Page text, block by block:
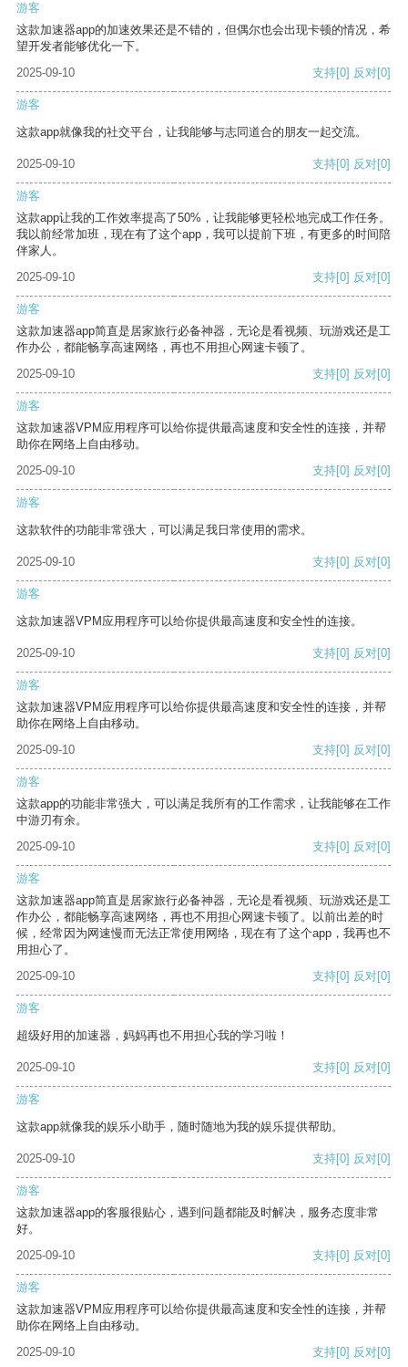
游客
这款加速器app的加速效果还是不错的，但偶尔也会出现卡顿的情况，希
望开发者能够优化一下。
2025-09-10
支持[0] 反对[0]
游客
这款app就像我的社交平台，让我能够与志同道合的朋友一起交流。
2025-09-10 支持[0] 反对[0]
游客
这款app让我的工作效率提高了50%，让我能够更轻松地完成工作任务。
我以前经常加班，现在有了这个app，我可以提前下班，有更多的时间陪
伴家人。
2025-09-10
支持[0] 反对[0]
游客
这款加速器app简直是居家旅行必备神器，无论是看视频、玩游戏还是工
作办公，都能畅享高速网络，再也不用担心网速卡顿了。
2025-09-10
支持[0] 反对[0]
游客
这款加速器VPM应用程序可以给你提供最高速度和安全性的连接，并帮
助你在网络上自由移动。
2025-09-10
支持[0] 反对[0]
游客
这款软件的功能非常强大，可以满足我日常使用的需求。
2025-09-10 支持[0] 反对[0]
游客
这款加速器VPM应用程序可以给你提供最高速度和安全性的连接。
2025-09-10 支持[0] 反对[0]
游客
这款加速器VPM应用程序可以给你提供最高速度和安全性的连接，并帮
助你在网络上自由移动。
2025-09-10
支持[0] 反对[0]
游客
这款app的功能非常强大，可以满足我所有的工作需求，让我能够在工作
中游刃有余。
2025-09-10
支持[0] 反对[0]
游客
这款加速器app简直是居家旅行必备神器，无论是看视频、玩游戏还是工
作办公，都能畅享高速网络，再也不用担心网速卡顿了。以前出差的时
候，经常因为网速慢而无法正常使用网络，现在有了这个app，我再也不
用担心了。
2025-09-10
支持[0] 反对[0]
游客
超级好用的加速器，妈妈再也不用担心我的学习啦！
2025-09-10 支持[0] 反对[0]
游客
这款app就像我的娱乐小助手，随时随地为我的娱乐提供帮助。
2025-09-10 支持[0] 反对[0]
游客
这款加速器app的客服很贴心，遇到问题都能及时解决，服务态度非常
好。
2025-09-10
支持[0] 反对[0]
游客
这款加速器VPM应用程序可以给你提供最高速度和安全性的连接，并帮
助你在网络上自由移动。
2025-09-10
支持[0] 反对[0]